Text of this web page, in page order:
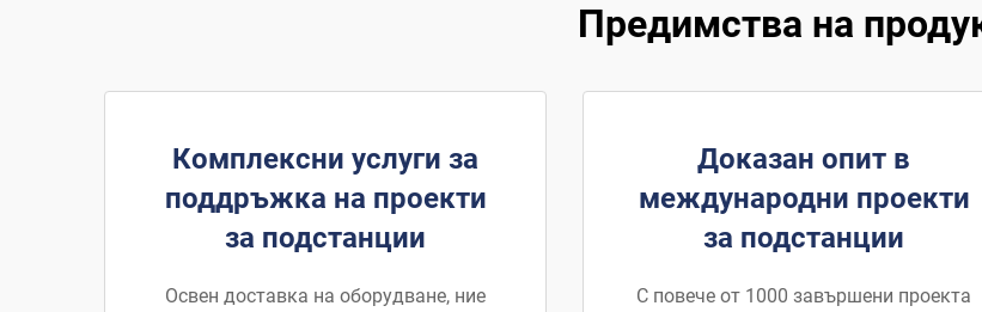
Предимства на
Комплексни услуги за
поддръжка на проекти
за подстанции
Освен доставка на оборудване, ние
Доказан опит в
международни проекти
за подстанции
С повече от 1000 завършени проекта